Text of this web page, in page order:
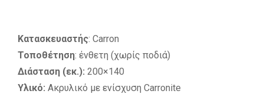
Κατασκευαστής: Carron
Τοποθέτηση: ένθετη (χωρίς ποδιά)
Διάσταση (εκ.): 200×140
Υλικό: Ακρυλικό με ενίσχυση Carronite